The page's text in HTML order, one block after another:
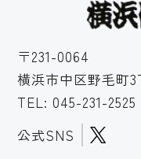
〒231-0064
横浜市中区野毛町3
TEL: 045-231-2525
公式SNS